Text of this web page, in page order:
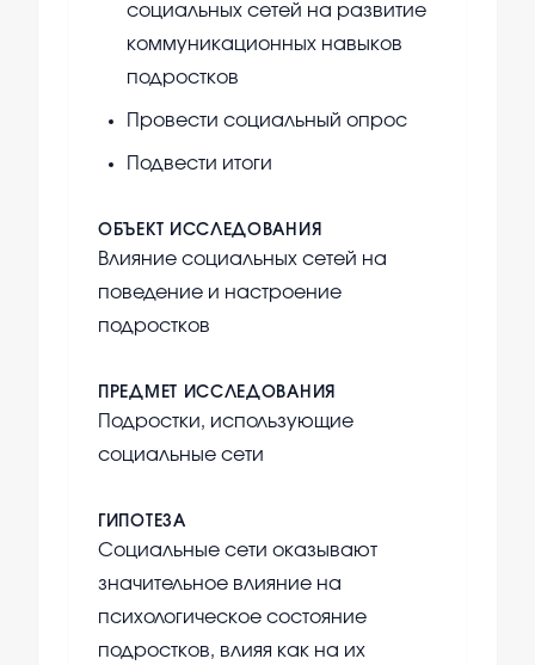
социальных сетей на развитие
коммуникационных навыков
подростков
Провести социальный опрос
Подвести итоги
ОБЪЕКТ ИССЛЕДОВАНИЯ
Влияние социальных сетей на
поведение и настроение
подростков
ПРЕДМЕТ ИССЛЕДОВАНИЯ
Подростки, использующие
социальные сети
ГИПОТЕЗА
Социальные сети оказывают
значительное влияние на
психологическое состояние
подростков, влияя как на их